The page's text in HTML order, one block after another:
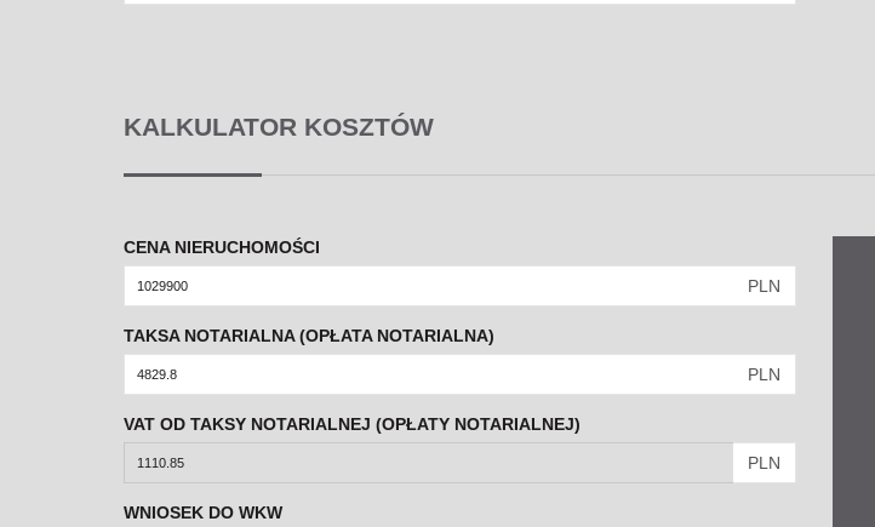
KALKULATOR KOSZTÓW
CENA NIERUCHOMOŚCI
PLN
TAKSA NOTARIALNA (OPŁATA NOTARIALNA)
PLN
VAT OD TAKSY NOTARIALNEJ (OPŁATY NOTARIALNEJ)
PLN
WNIOSEK DO WKW